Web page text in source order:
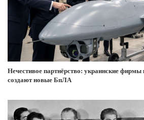
Нечестивое партнёрство: украинские фирмы
создают новые БпЛА